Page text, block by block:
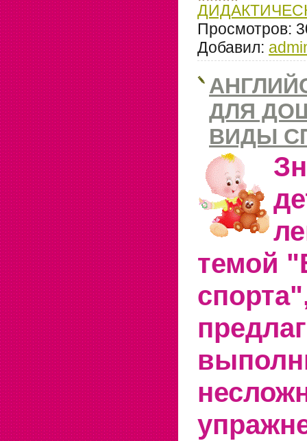
Просмотров:
Добавил:
ДЛЯ
ВИДЫ
темой